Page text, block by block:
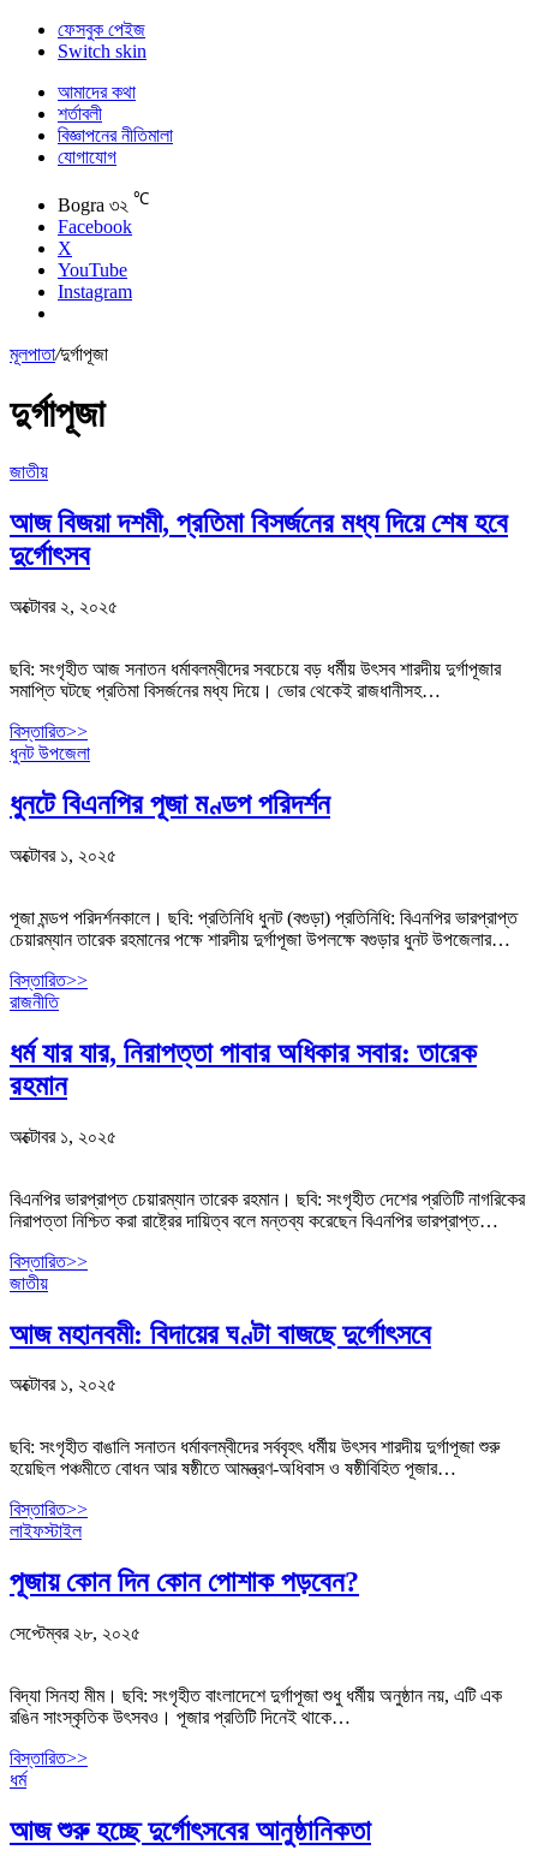
ফেসবুক পেইজ
Switch skin
আমাদের কথা
শর্তাবলী
বিজ্ঞাপনের নীতিমালা
যোগাযোগ
Bogra ৩২ ℃
Facebook
X
YouTube
Instagram
মূলপাতা/দুর্গাপূজা
দুর্গাপূজা
জাতীয়
আজ বিজয়া দশমী, প্রতিমা বিসর্জনের মধ্য দিয়ে শেষ হবে
দুর্গোৎসব
অক্টোবর ২, ২০২৫
ছবি: সংগৃহীত আজ সনাতন ধর্মাবলম্বীদের সবচেয়ে বড় ধর্মীয় উৎসব শারদীয় দুর্গাপূজার
সমাপ্তি ঘটছে প্রতিমা বিসর্জনের মধ্য দিয়ে। ভোর থেকেই রাজধানীসহ…
বিস্তারিত>>
ধুনট উপজেলা
ধুনটে বিএনপির পূজা মণ্ডপ পরিদর্শন
অক্টোবর ১, ২০২৫
পূজা মন্ডপ পরিদর্শনকালে। ছবি: প্রতিনিধি ধুনট (বগুড়া) প্রতিনিধি: বিএনপির ভারপ্রাপ্ত
চেয়ারম্যান তারেক রহমানের পক্ষে শারদীয় দুর্গাপূজা উপলক্ষে বগুড়ার ধুনট উপজেলার…
বিস্তারিত>>
রাজনীতি
ধর্ম যার যার, নিরাপত্তা পাবার অধিকার সবার: তারেক
রহমান
অক্টোবর ১, ২০২৫
বিএনপির ভারপ্রাপ্ত চেয়ারম্যান তারেক রহমান। ছবি: সংগৃহীত দেশের প্রতিটি নাগরিকের
নিরাপত্তা নিশ্চিত করা রাষ্ট্রের দায়িত্ব বলে মন্তব্য করেছেন বিএনপির ভারপ্রাপ্ত…
বিস্তারিত>>
জাতীয়
আজ মহানবমী: বিদায়ের ঘণ্টা বাজছে দুর্গোৎসবে
অক্টোবর ১, ২০২৫
ছবি: সংগৃহীত বাঙালি সনাতন ধর্মাবলম্বীদের সর্ববৃহৎ ধর্মীয় উৎসব শারদীয় দুর্গাপূজা শুরু
হয়েছিল পঞ্চমীতে বোধন আর ষষ্ঠীতে আমন্ত্রণ-অধিবাস ও ষষ্ঠীবিহিত পূজার…
বিস্তারিত>>
লাইফস্টাইল
পূজায় কোন দিন কোন পোশাক পড়বেন?
সেপ্টেম্বর ২৮, ২০২৫
বিদ্যা সিনহা মীম। ছবি: সংগৃহীত বাংলাদেশে দুর্গাপূজা শুধু ধর্মীয় অনুষ্ঠান নয়, এটি এক
রঙিন সাংস্কৃতিক উৎসবও। পূজার প্রতিটি দিনেই থাকে…
বিস্তারিত>>
ধর্ম
আজ শুরু হচ্ছে দুর্গোৎসবের আনুষ্ঠানিকতা